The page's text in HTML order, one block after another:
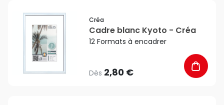
Créa
Cadre blanc Kyoto - Créa
12 Formats à encadrer
Dès 2,80 €